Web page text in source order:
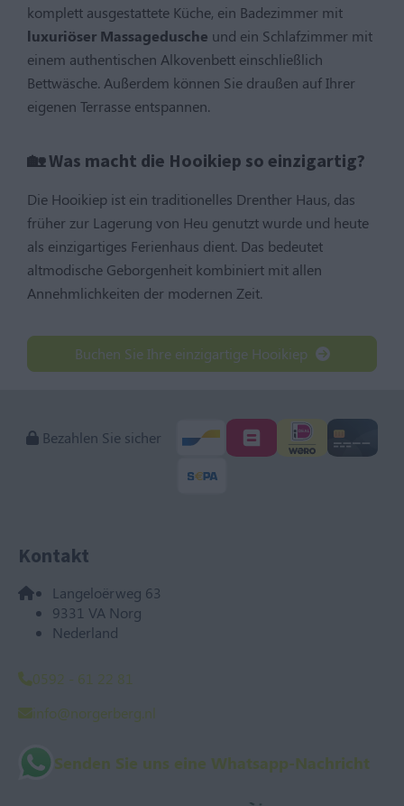
komplett ausgestattete Küche, ein Badezimmer mit
luxuriöser Massagedusche und ein Schlafzimmer mit
einem authentischen Alkovenbett einschließlich
Bettwäsche. Außerdem können Sie draußen auf Ihrer
eigenen Terrasse entspannen.
🏡 Was macht die Hooikiep so einzigartig?
Die Hooikiep ist ein traditionelles Drenther Haus, das
früher zur Lagerung von Heu genutzt wurde und heute
als einzigartiges Ferienhaus dient. Das bedeutet
altmodische Geborgenheit kombiniert mit allen
Annehmlichkeiten der modernen Zeit.
Buchen Sie Ihre einzigartige Hooikiep
Bezahlen Sie sicher
Kontakt
Langeloërweg 63
9331 VA Norg
Nederland
0592 - 61 22 81
info@norgerberg.nl
Senden Sie uns eine Whatsapp-Nachricht